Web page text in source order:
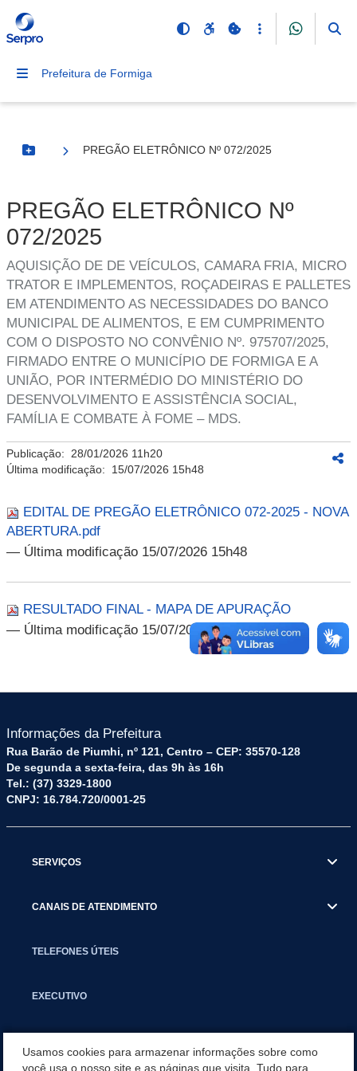
Prefeitura de Formiga
Botão Menu
PREGÃO ELETRÔNICO Nº 072/2025
PREGÃO ELETRÔNICO Nº
072/2025
AQUISIÇÃO DE DE VEÍCULOS, CAMARA FRIA, MICRO
TRATOR E IMPLEMENTOS, ROÇADEIRAS E PALLETES
EM ATENDIMENTO AS NECESSIDADES DO BANCO
MUNICIPAL DE ALIMENTOS, E EM CUMPRIMENTO
COM O DISPOSTO NO CONVÊNIO Nº. 975707/2025,
FIRMADO ENTRE O MUNICÍPIO DE FORMIGA E A
UNIÃO, POR INTERMÉDIO DO MINISTÉRIO DO
DESENVOLVIMENTO E ASSISTÊNCIA SOCIAL,
FAMÍLIA E COMBATE À FOME – MDS.
Publicação: 28/01/2026 11h20
Última modificação: 15/07/2026 15h48
EDITAL DE PREGÃO ELETRÔNICO 072-2025 - NOVA
ABERTURA.pdf
— Última modificação 15/07/2026 15h48
RESULTADO FINAL - MAPA DE APURAÇÃO
— Última modificação 15/07/2026 15h48
Informações da Prefeitura
Rua Barão de Piumhi, nº 121, Centro – CEP: 35570-128
De segunda a sexta-feira, das 9h às 16h
Tel.: (37) 3329-1800
CNPJ: 16.784.720/0001-25
SERVIÇOS
CANAIS DE ATENDIMENTO
TELEFONES ÚTEIS
EXECUTIVO
Usamos cookies para armazenar informações sobre como
você usa o nosso site e as páginas que visita. Tudo para